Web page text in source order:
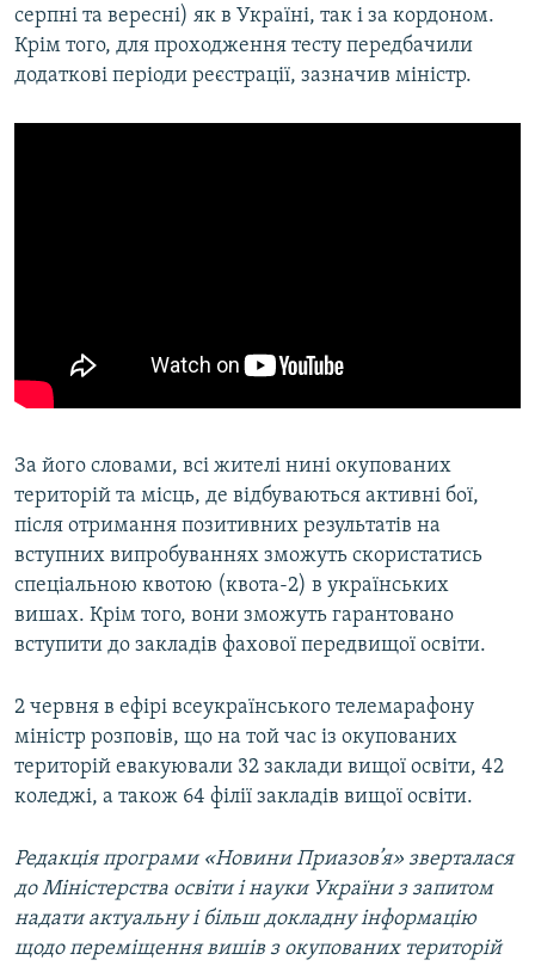
серпні та вересні) як в Україні, так і за кордоном.
Крім того, для проходження тесту передбачили
додаткові періоди реєстрації, зазначив міністр.
За його словами, всі жителі нині окупованих
територій та місць, де відбуваються активні бої,
після отримання позитивних результатів на
вступних випробуваннях зможуть скористатись
спеціальною квотою (квота-2) в українських
вишах. Крім того, вони зможуть гарантовано
вступити до закладів фахової передвищої освіти.
2 червня в ефірі всеукраїнського телемарафону
міністр розповів, що на той час із окупованих
територій евакуювали 32 заклади вищої освіти, 42
коледжі, а також 64 філії закладів вищої освіти.
Редакція програми «Новини Приазов’я» зверталася
до Міністерства освіти і науки України з запитом
надати актуальну і більш докладну інформацію
щодо переміщення вишів з окупованих територій